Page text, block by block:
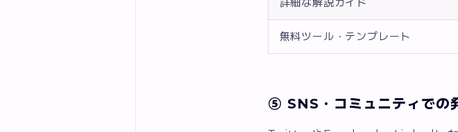
無料ツール・テンプレート
⑤ SNS・コミュニティでの